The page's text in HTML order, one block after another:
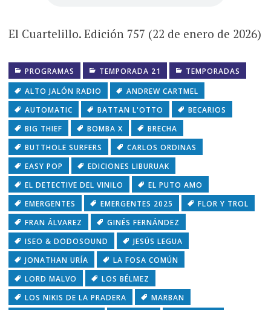
El Cuartelillo. Edición 757 (22 de enero de 2026)
PROGRAMAS TEMPORADA 21
TEMPORADAS
ALTO JALÓN RADIO
ANDREW CARTMEL
AUTOMATIC
BATTAN L'OTTO
BECARIOS
BIG THIEF
BOMBA X
BRECHA
BUTTHOLE SURFERS
CARLOS ORDINAS
EASY POP
EDICIONES LIBURUAK
EL DETECTIVE DEL VINILO
EL PUTO AMO
EMERGENTES
EMERGENTES 2025
FLOR Y TROL
FRAN ÁLVAREZ
GINÉS FERNÁNDEZ
ISEO & DODOSOUND
JESÚS LEGUA
JONATHAN URÍA
LA FOSA COMÚN
LORD MALVO
LOS BÉLMEZ
LOS NIKIS DE LA PRADERA
MARBAN